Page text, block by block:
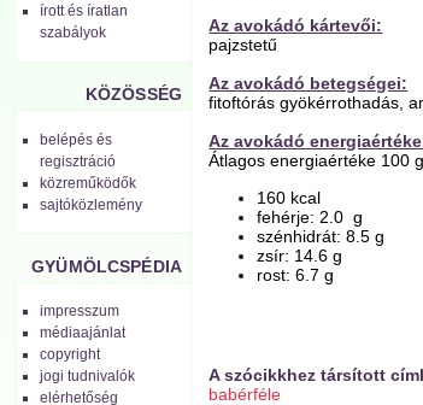
írott és íratlan
szabályok
KÖZÖSSÉG
belépés és
regisztráció
közreműködők
sajtóközlemény
GYÜMÖLCSPÉDIA
impresszum
médiaajánlat
copyright
jogi tudnivalók
elérhetőség
Az avokádó kártevői:
pajzstetű
Az avokádó betegségei:
fitoftórás gyökérrothadás,
Az avokádó
Átlagos energiaértéke 100
160 kcal
fehérje: 2.0 g
szénhidrát: 8.5 g
zsír: 14.6 g
rost: 6.7 g
A szócikkhez társított
babérféle